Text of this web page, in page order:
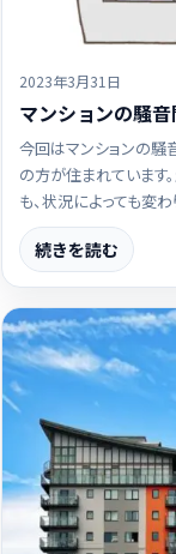
2023年3月31日
マンションの騒音
今回はマンションの騒
の方が住まれています
も、状況によっても変わ
続きを読む